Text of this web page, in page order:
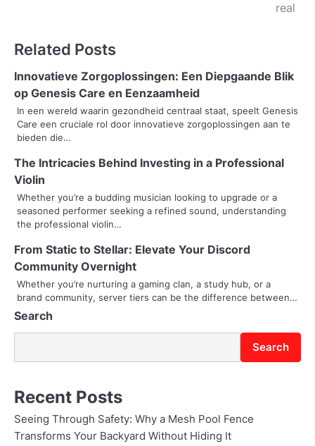
n
a
v
i
g
a
t
i
o
n
real
Related Posts
Innovatieve Zorgoplossingen: Een Diepgaande Blik
op Genesis Care en Eenzaamheid
In een wereld waarin gezondheid centraal staat, speelt Genesis
Care een cruciale rol door innovatieve zorgoplossingen aan te
bieden die…
The Intricacies Behind Investing in a Professional
Violin
Whether you’re a budding musician looking to upgrade or a
seasoned performer seeking a refined sound, understanding
the professional violin…
From Static to Stellar: Elevate Your Discord
Community Overnight
Whether you’re nurturing a gaming clan, a study hub, or a
brand community, server tiers can be the difference between…
Search
Search
Recent Posts
Seeing Through Safety: Why a Mesh Pool Fence
Transforms Your Backyard Without Hiding It